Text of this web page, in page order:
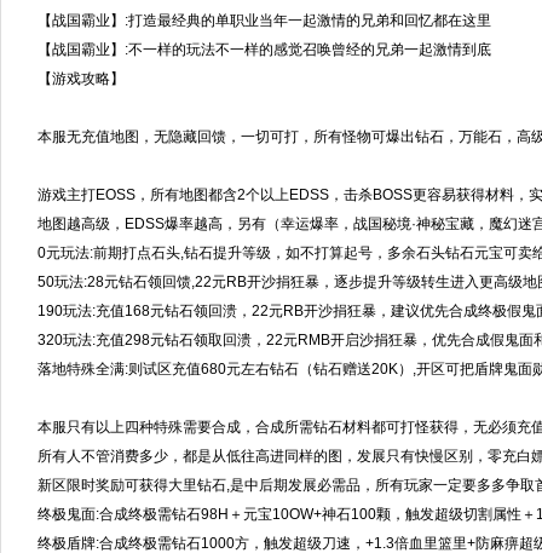
【战国霸业】:打造最经典的单职业当年一起激情的兄弟和回忆都在这里
【战国霸业】:不一样的玩法不一样的感觉召唤曾经的兄弟一起激情到底
【游戏攻略】
本服无充值地图，无隐藏回馈，一切可打，所有怪物可爆出钻石，万能石，高
游戏主打EOSS，所有地图都含2个以上EDSS，击杀BOSS更容易获得材料，
地图越高级，EDSS爆率越高，另有（幸运爆率，战国秘境·神秘宝藏，魔幻迷
0元玩法:前期打点石头,钻石提升等级，如不打算起号，多余石头钻石元宝可卖
50玩法:28元钻石领回馈,22元RB开沙捐狂暴，逐步提升等级转生进入更高级地
190玩法:充值168元钻石领回溃，22元RB开沙捐狂暴，建议优先合成终极假鬼
320玩法:充值298元钻石领取回溃，22元RMB开启沙捐狂暴，优先合成假鬼面
落地特殊全满:则试区充值680元左右钻石（钻石赠送20K）,开区可把盾牌鬼面
本服只有以上四种特殊需要合成，合成所需钻石材料都可打怪获得，无必须充
所有人不管消费多少，都是从低往高进同样的图，发展只有快慢区别，零充白
新区限时奖励可获得大里钻石,是中后期发展必需品，所有玩家一定要多多争取
终极鬼面:合成终极需钻石98H＋元宝10OW+神石100颗，触发超级切割属性＋
终极盾牌:合成终极需钻石1000方，触发超级刀速，+1.3倍血里篮里+防麻痹超